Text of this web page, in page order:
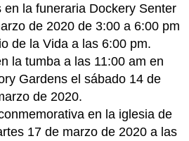
en la funeraria Dockery Senter
de 2020 de 3:00 a 6:00 pm
de la Vida a las 6:00 pm.
la tumba a las 11:00 am en
Gardens el sábado 14 de
de 2020.
en la iglesia de
17 de marzo de 2020 a las